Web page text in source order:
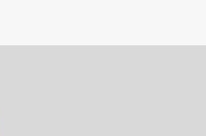
R$ 97.543,64.